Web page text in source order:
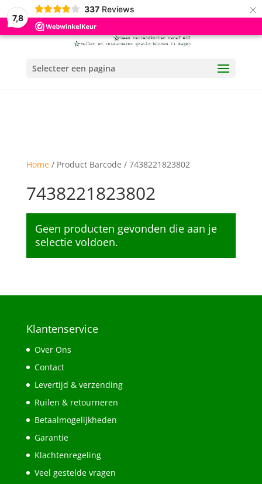
7,8
337 Reviews ×
Selecteer een pagina
Home/ Product Barcode / 7438221823802
7438221823802
Geen producten gevonden die aan je
selectie voldoen.
Klantenservice
Over Ons
Contact
Levertijd & verzending
Ruilen & retourneren
Betaalmogelijkheden
Garantie
Klachtenregeling
Veel gestelde vragen